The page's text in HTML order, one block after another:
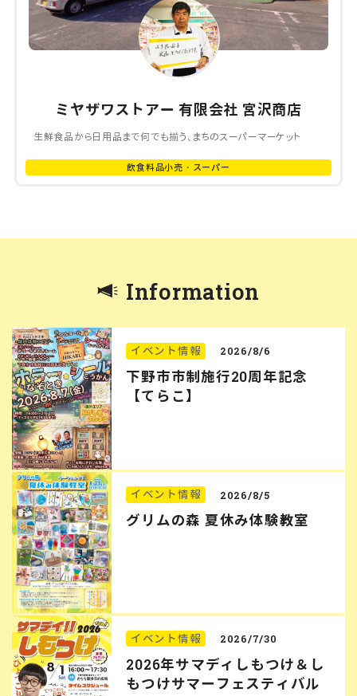
ミヤザワストアー 有限会社 宮沢商店
生鮮食品から日用品まで何でも揃う、まちのスーパーマーケット
飲食料品小売・スーパー
Information
イベント情報 2026/8/6
下野市市制施行20周年記念
【てらこ】
イベント情報 2026/8/5
グリムの森 夏休み体験教室
イベント情報 2026/7/30
2026年サマディしもつけ＆し
もつけサマーフェスティバル